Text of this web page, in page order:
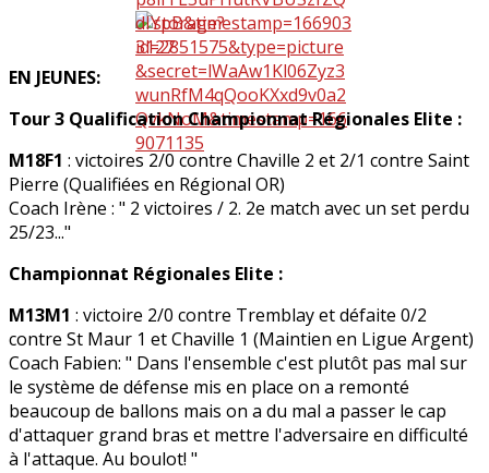
EN JEUNES:
Tour 3 Qualification Championnat Régionales Elite :
M18F1 : victoires 2/0 contre Chaville 2 et 2/1 contre Saint
Pierre (Qualifiées en Régional OR)
Coach Irène : " 2 victoires / 2. 2e match avec un set perdu
25/23..."
Championnat Régionales Elite :
M13M1 : victoire 2/0 contre Tremblay et défaite 0/2
contre St Maur 1 et Chaville 1 (Maintien en Ligue Argent)
Coach Fabien: " Dans l'ensemble c'est plutôt pas mal sur
le système de défense mis en place on a remonté
beaucoup de ballons mais on a du mal a passer le cap
d'attaquer grand bras et mettre l'adversaire en difficulté
à l'attaque. Au boulot! "